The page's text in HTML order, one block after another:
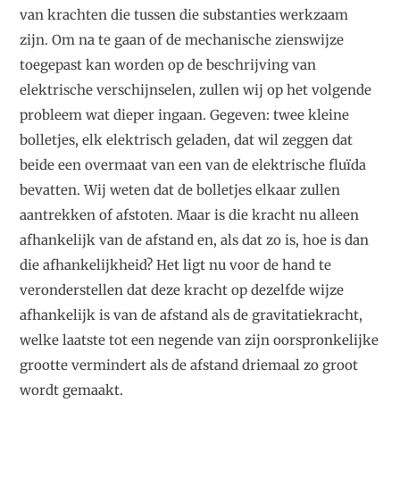
van krachten die tussen die substanties werkzaam
zijn. Om na te gaan of de mechanische zienswijze
toegepast kan worden op de beschrijving van
elektrische verschijnselen, zullen wij op het volgende
probleem wat dieper ingaan. Gegeven: twee kleine
bolletjes, elk elektrisch geladen, dat wil zeggen dat
beide een overmaat van een van de elektrische fluïda
bevatten. Wij weten dat de bolletjes elkaar zullen
aantrekken of afstoten. Maar is die kracht nu alleen
afhankelijk van de afstand en, als dat zo is, hoe is dan
die afhankelijkheid? Het ligt nu voor de hand te
veronderstellen dat deze kracht op dezelfde wijze
afhankelijk is van de afstand als de gravitatiekracht,
welke laatste tot een negende van zijn oorspronkelijke
grootte vermindert als de afstand driemaal zo groot
wordt gemaakt.